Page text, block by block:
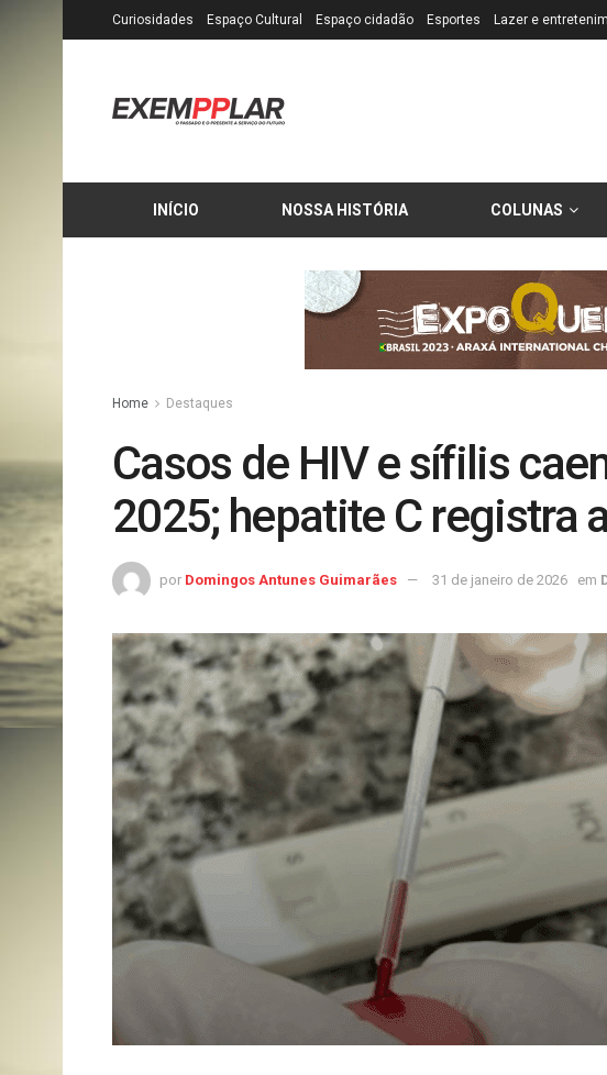
Curiosidades Espaço Cultural Espaço cidadão Esportes Lazer e
INÍCIO NOSSA HISTÓRIA COLUNAS
Home Destaques
Casos de HIV e sífilis
2025; hepatite C registra
por Domingos Antunes Guimarães 31 de janeiro de 2026 em